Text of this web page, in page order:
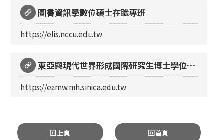
圖書資訊學數位碩士在職專班
https://elis.nccu.edu.tw
東亞與現代世界形成國際研究生博士學位學
程
https://eamw.mh.sinica.edu.tw
回上頁 回首頁